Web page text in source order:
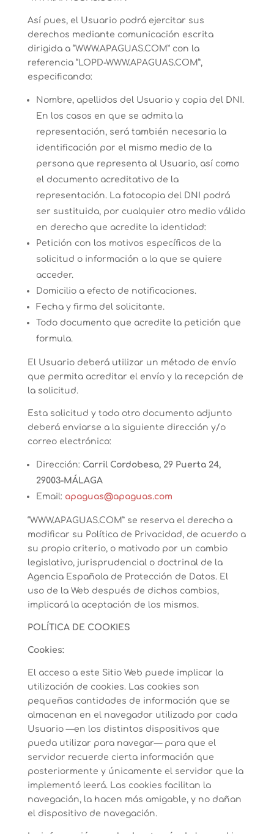
Así pues, el Usuario podrá ejercitar sus
derechos mediante comunicación escrita
dirigida a “WWW.APAGUAS.COM” con la
referencia “LOPD-WWW.APAGUAS.COM”,
especificando:
Nombre, apellidos del Usuario y copia del DNI.
En los casos en que se admita la
representación, será también necesaria la
identificación por el mismo medio de la
persona que representa al Usuario, así como
el documento acreditativo de la
representación. La fotocopia del DNI podrá
ser sustituida, por cualquier otro medio válido
en derecho que acredite la identidad:
Petición con los motivos específicos de la
solicitud o información a la que se quiere
acceder.
Domicilio a efecto de notificaciones.
Fecha y firma del solicitante.
Todo documento que acredite la petición que
formula.
El Usuario deberá utilizar un método de envío
que permita acreditar el envío y la recepción de
la solicitud.
Esta solicitud y todo otro documento adjunto
deberá enviarse a la siguiente dirección y/o
correo electrónico:
Dirección: Carril Cordobesa, 29 Puerta 24,
29003-MÁLAGA
Email: apaguas@apaguas.com
“WWW.APAGUAS.COM” se reserva el derecho a
modificar su Política de Privacidad, de acuerdo a
su propio criterio, o motivado por un cambio
legislativo, jurisprudencial o doctrinal de la
Agencia Española de Protección de Datos. El
uso de la Web después de dichos cambios,
implicará la aceptación de los mismos.
POLÍTICA DE COOKIES
Cookies:
El acceso a este Sitio Web puede implicar la
utilización de cookies. Las cookies son
pequeñas cantidades de información que se
almacenan en el navegador utilizado por cada
Usuario —en los distintos dispositivos que
pueda utilizar para navegar— para que el
servidor recuerde cierta información que
posteriormente y únicamente el servidor que la
implementó leerá. Las cookies facilitan la
navegación, la hacen más amigable, y no dañan
el dispositivo de navegación.